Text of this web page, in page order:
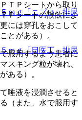
ｍｇ「ニプロ」排尿
ｍｇ「日医工」排尿
ＴＰシートから取り
Ｐシートの誤飲によ
には穿孔をおこして
とがある）。
服用するよう患者に
スキング粒が壊れ、
ある）。
唾液を浸潤させると
（また、水で服用す